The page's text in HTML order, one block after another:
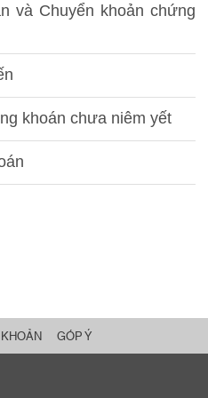
và Chuyển khoản chứng
khoán chưa niêm yết
GÓP Ý